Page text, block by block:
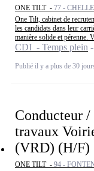
ONE TILT - 77 -
One Tilt, cabinet de
les candidats dans leur
manière solide et pérenne.
CDI - Temps plein
Publié il y a plus de 30
Conducteur
travaux
(VRD) (H/F)
ONE TILT - 94 -